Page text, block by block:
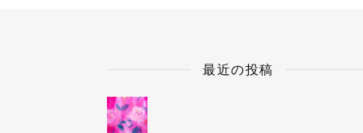
最近の投稿